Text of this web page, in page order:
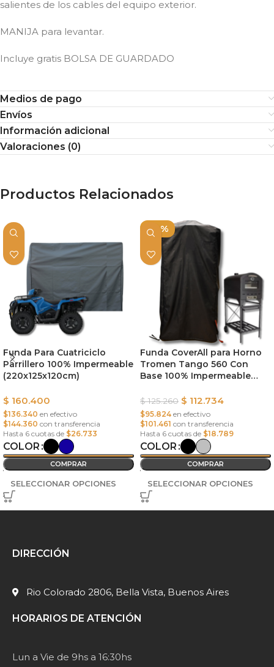
salientes de los cables del equipo exterior.
MANIJA para levantar.
Incluye gratis BOLSA DE GUARDADO
Medios de pago
Envíos
Información adicional
Valoraciones (0)
Productos Relacionados
Funda Para Cuatriciclo
Parrillero 100% Impermeable
(220x125x120cm)
$ 160.400
$136.340 en efectivo
$144.360 con transferencia
Hasta 6 cuotas de $26.733
COLOR
COMPRAR
SELECCIONAR OPCIONES
-10%
Funda CoverAll para Horno
Tromen Tango 560 Con
Base 100% Impermeable
$125.260 $ 112.734
$95.824 en efectivo
$101.461 con transferencia
Hasta 6 cuotas de $18.789
COLOR
COMPRAR
SELECCIONAR OPCIONES
DIRECCIÓN
Rio Colorado 2806, Bella Vista, Buenos Aires
HORARIOS DE ATENCIÓN
Lun a Vie de 9hs a 16:30hs